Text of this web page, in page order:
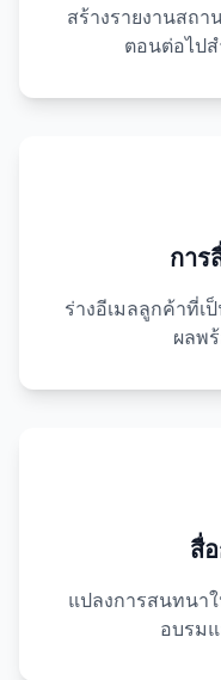
สร้างรายงานสถา
ตอนต่อไป
การ
ร่างอีเมลลูกค้าที่
ผลพ
สื่
แปลงการสนทนา
อบรม